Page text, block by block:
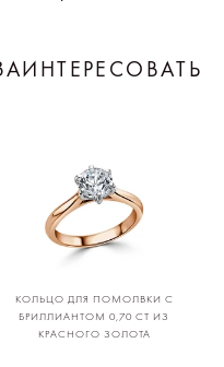
КОЛЬЦО ДЛЯ ПОМОЛВКИ С
БРИЛЛИАНТОМ 0,70 CT ИЗ
КРАСНОГО ЗОЛОТА